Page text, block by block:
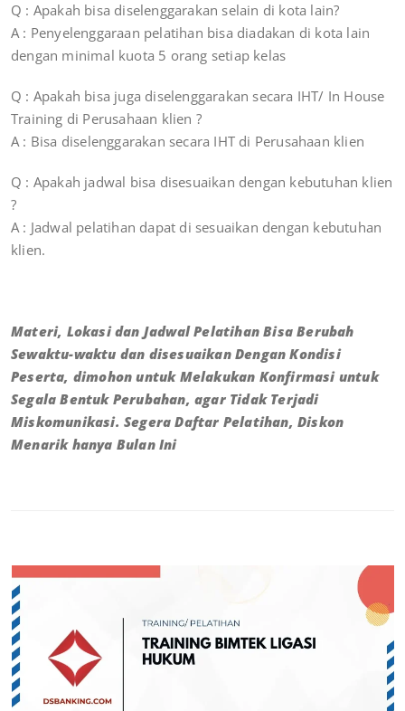
Q : Apakah bisa diselenggarakan selain di kota lain?
A : Penyelenggaraan pelatihan bisa diadakan di kota lain
dengan minimal kuota 5 orang setiap kelas
Q : Apakah bisa juga diselenggarakan secara IHT/ In House
Training di Perusahaan klien ?
A : Bisa diselenggarakan secara IHT di Perusahaan klien
Q : Apakah jadwal bisa disesuaikan dengan kebutuhan klien
?
A : Jadwal pelatihan dapat di sesuaikan dengan kebutuhan
klien.
Materi, Lokasi dan Jadwal Pelatihan Bisa Berubah
Sewaktu-waktu dan disesuaikan Dengan Kondisi
Peserta, dimohon untuk Melakukan Konfirmasi untuk
Segala Bentuk Perubahan, agar Tidak Terjadi
Miskomunikasi. Segera Daftar Pelatihan, Diskon
Menarik hanya Bulan Ini